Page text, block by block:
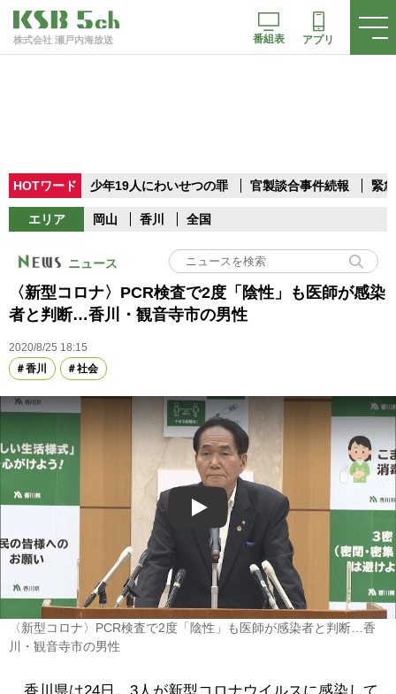
株式会社 瀬戸内海放送 番組表 アプリ
HOTワード 少年19人にわいせつの罪 官製談合事件続報 緊
エリア 岡山 香川 全国
ニュース
〈新型コロナ〉PCR検査で2度「陰性」も医師が感染
者と判断…香川・観音寺市の男性
2020/8/25 18:15
香川
社会
Play
〈新型コロナ〉PCR検査で2度「陰性」も医師が感染者と判断…香
川・観音寺市の男性
香川県は24日、3人が新型コロナウイルスに感染して